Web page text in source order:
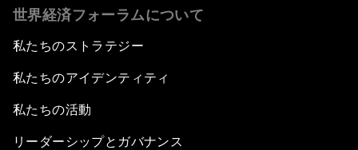
世界経済フォーラムについて
私たちのストラテジー
私たちのアイデンティティ
私たちの活動
リーダーシップとガバナンス